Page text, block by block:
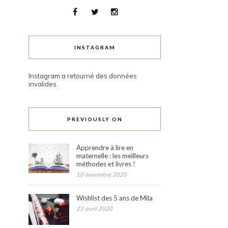
INSTAGRAM
Instagram a retourné des données
invalides.
PREVIOUSLY ON
Apprendre à lire en
maternelle : les meilleurs
méthodes et livres !
10 novembre 2020
Wishlist des 5 ans de Mila
23 avril 2020